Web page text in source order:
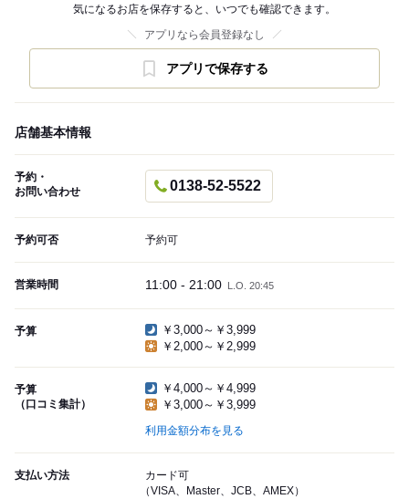
気になるお店を保存すると、いつでも確認できます。
アプリなら会員登録なし
アプリで保存する
店舗基本情報
予約・
お問い合わせ
0138-52-5522
予約可否 予約可
営業時間 11:00 - 21:00 L.O. 20:45
予算
￥3,000～￥3,999
￥2,000～￥2,999
予算
（口コミ集計）
￥4,000～￥4,999
￥3,000～￥3,999
利用金額分布を見る
支払い方法
カード可
（VISA、Master、JCB、AMEX）